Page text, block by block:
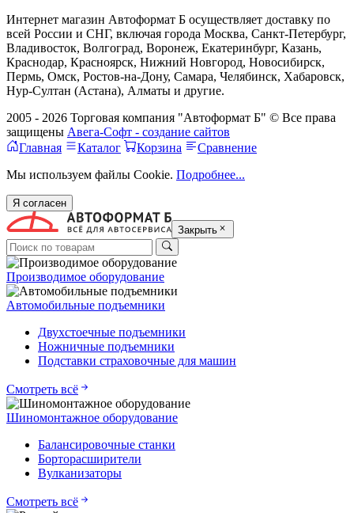
Интернет магазин Автоформат Б осуществляет доставку по
всей России и СНГ, включая города Москва, Санкт-Петербург,
Владивосток, Волгоград, Воронеж, Екатеринбург, Казань,
Краснодар, Красноярск, Нижний Новгород, Новосибирск,
Пермь, Омск, Ростов-на-Дону, Самара, Челябинск, Хабаровск,
Нур-Султан (Астана), Алматы и другие.
2005 - 2026 Торговая компания "Автоформат Б" © Все права
защищены Авега-Софт - создание сайтов
Главная
Каталог Корзина
Сравнение
Мы используем файлы Cookie. Подробнее...
Я согласен
Закрыть
Производимое оборудование
Автомобильные подъемники
Двухстоечные подъемники
Ножничные подъемники
Подставки страховочные для машин
Смотреть всё
Шиномонтажное оборудование
Балансировочные станки
Борторасширители
Вулканизаторы
Смотреть всё